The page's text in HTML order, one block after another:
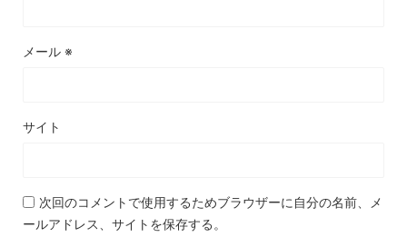
メール ※
サイト
次回のコメントで使用するためブラウザーに自分の名前、メ
ールアドレス、サイトを保存する。